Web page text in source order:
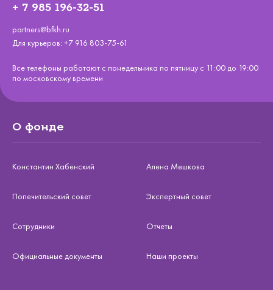
+ 7 985 196-32-51
partners@bfkh.ru
Для курьеров: +7 916 803-75-61
Все телефоны работают с понедельника по пятницу с 11:00 до 19:00
по московскому времени
О фонде
Константин Хабенский Алена Мешкова
Попечительский совет Экспертный совет
Сотрудники Отчеты
Официальные документы Наши проекты